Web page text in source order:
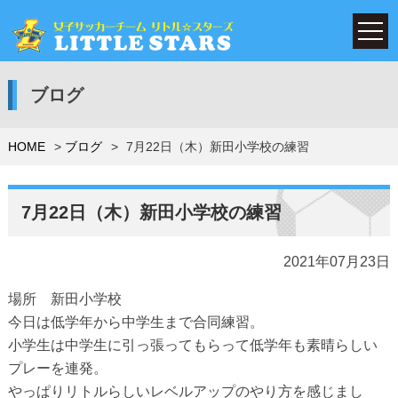
ブログ
HOME ブログ 7月22日（木）新田小学校の練習
7月22日（木）新田小学校の練習
2021年07月23日
場所 新田小学校
今日は低学年から中学生まで合同練習。
小学生は中学生に引っ張ってもらって低学年も素晴らしい
プレーを連発。
やっぱりリトルらしいレベルアップのやり方を感じまし